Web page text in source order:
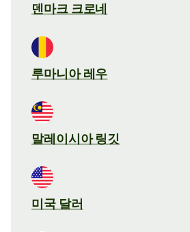
덴마크 크로네
루마니아 레우
말레이시아 링깃
미국 달러